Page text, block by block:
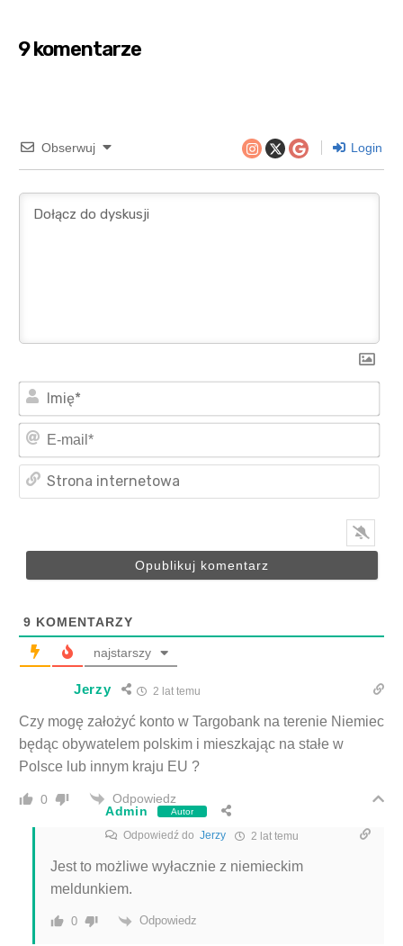
9 komentarze
Obserwuj Login
E-
9 KOMENTARZY
najstarszy
Jerzy 2 lat temu
Czy mogę założyć konto w Targobank na terenie Niemiec
będąc obywatelem polskim i mieszkając na stałe w
Polsce lub innym kraju EU ?
0
Odpowiedz
Admin
Autor
Odpowiedź do Jerzy 2 lat temu
Jest to możliwe wyłacznie z niemieckim
meldunkiem.
0 Odpowiedz